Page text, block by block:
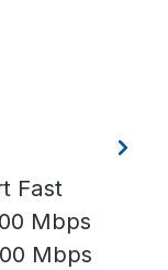
Fast
Mbps
Mbps